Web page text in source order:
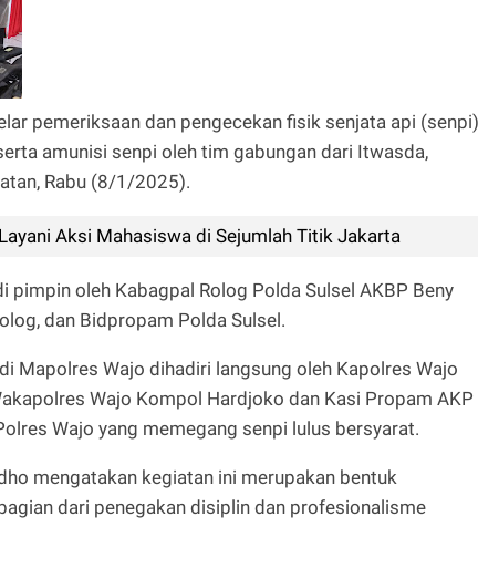
pemeriksaan dan pengecekan fisik senjata api (senpi)
amunisi senpi oleh tim gabungan dari Itwasda,
Rabu (8/1/2025).
Aksi Mahasiswa di Sejumlah Titik Jakarta
oleh Kabagpal Rolog Polda Sulsel AKBP Beny
dan Bidpropam Polda Sulsel.
Mapolres Wajo dihadiri langsung oleh Kapolres Wajo
Wajo Kompol Hardjoko dan Kasi Propam AKP
Wajo yang memegang senpi lulus bersyarat.
mengatakan kegiatan ini merupakan bentuk
dari penegakan disiplin dan profesionalisme